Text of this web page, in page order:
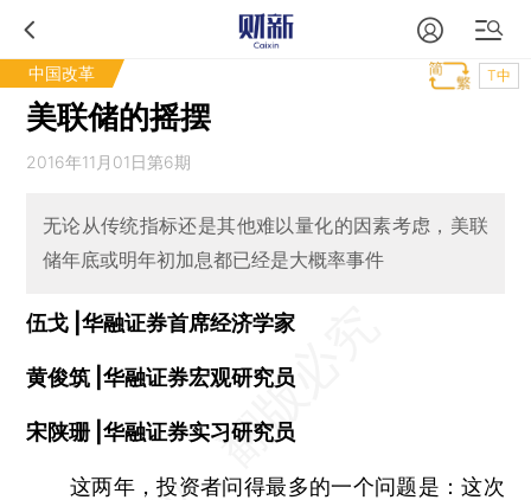
中国改革 T中
美联储的摇摆
2016年11月01日第6期
无论从传统指标还是其他难以量化的因素考虑，美联
储年底或明年初加息都已经是大概率事件
伍戈 |华融证券首席经济学家
黄俊筑 |华融证券宏观研究员
宋陕珊 |华融证券实习研究员
这两年，投资者问得最多的一个问题是：这次